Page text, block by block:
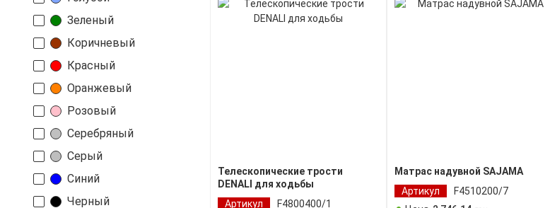
Зеленый
Коричневый
Красный
Оранжевый
Розовый
Серебряный
Серый
Синий
Черный
Телескопические трости
DENALI для ходьбы
Артикул
F4800400/1
Матрас надувной SAJAMA
Артикул
F4510200/7